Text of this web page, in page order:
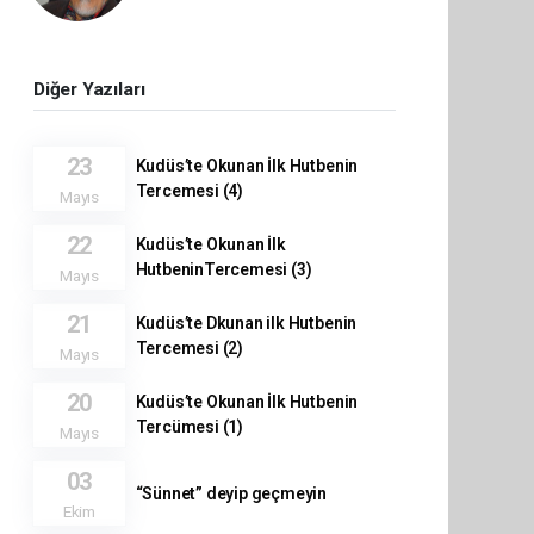
Diğer Yazıları
23
Mayıs
Kudüs’te Okunan İlk Hutbenin
Tercemesi (4)
22
Mayıs
Kudüs’te Okunan İlk
HutbeninTercemesi (3)
21
Mayıs
Kudüs’te Dkunan ilk Hutbenin
Tercemesi (2)
20
Mayıs
Kudüs’te Okunan İlk Hutbenin
Tercümesi (1)
03
Ekim
“Sünnet” deyip geçmeyin